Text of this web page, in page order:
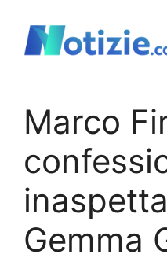
contenuto
Marco
Gemma